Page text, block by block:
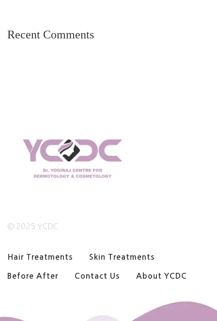
Recent Comments
© 2025 YCDC
Hair Treatments Skin Treatments
Before After Contact Us About YCDC